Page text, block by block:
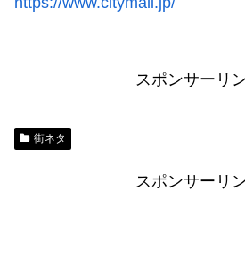
スポンサーリ
街ネタ
スポンサーリ